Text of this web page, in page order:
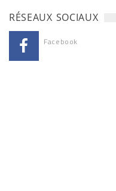
RÉSEAUX SOCIAUX
Facebook